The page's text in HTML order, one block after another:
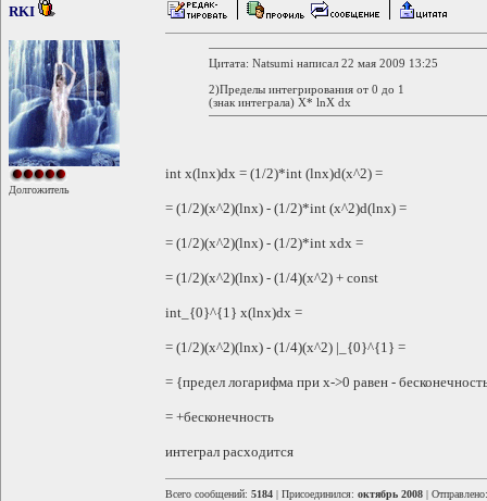
RKI
Долгожитель
Цитата: Natsumi написал 22 мая 2009 13:25
2)Пределы интегрирования от 0 до 1
(знак интеграла) X* lnX dx
int x(lnx)dx = (1/2)*int (lnx)d(x^2) =
= (1/2)(x^2)(lnx) - (1/2)*int (x^2)d(lnx) =
= (1/2)(x^2)(lnx) - (1/2)*int xdx =
= (1/2)(x^2)(lnx) - (1/4)(x^2) + const
int_{0}^{1} x(lnx)dx =
= (1/2)(x^2)(lnx) - (1/4)(x^2) |_{0}^{1} =
= {предел логарифма при x->0 равен -
= +бесконечность
интеграл расходится
Всего сообщений: 5184 | Присоединился: октябрь 2008 |